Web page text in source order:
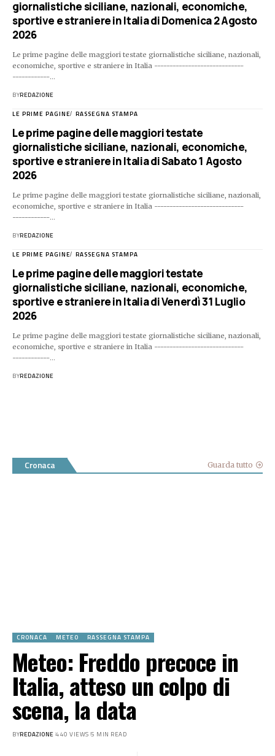
giornalistiche siciliane, nazionali, economiche,
sportive e straniere in Italia di Domenica 2 Agosto
2026
Le prime pagine delle maggiori testate giornalistiche siciliane, nazionali,
economiche, sportive e straniere in Italia -----------------------------
------------…
BYREDAZIONE
LE PRIME PAGINE RASSEGNA STAMPA
Le prime pagine delle maggiori testate
giornalistiche siciliane, nazionali, economiche,
sportive e straniere in Italia di Sabato 1 Agosto
2026
Le prime pagine delle maggiori testate giornalistiche siciliane, nazionali,
economiche, sportive e straniere in Italia -----------------------------
------------…
BYREDAZIONE
LE PRIME PAGINE RASSEGNA STAMPA
Le prime pagine delle maggiori testate
giornalistiche siciliane, nazionali, economiche,
sportive e straniere in Italia di Venerdì 31 Luglio
2026
Le prime pagine delle maggiori testate giornalistiche siciliane, nazionali,
economiche, sportive e straniere in Italia -----------------------------
------------…
BYREDAZIONE
Cronaca Guarda tutto
CRONACA METEO RASSEGNA STAMPA
Meteo: Freddo precoce in
Italia, atteso un colpo di
scena, la data
BYREDAZIONE 440 VIEWS 5 MIN READ